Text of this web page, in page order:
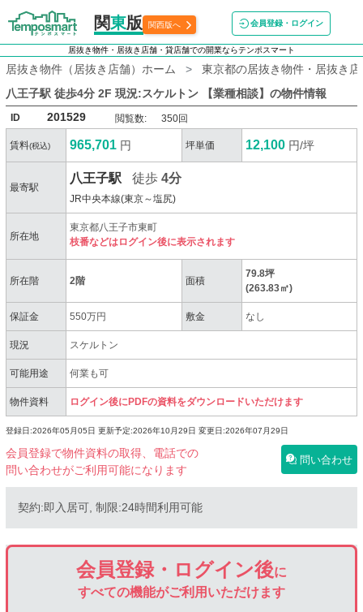
関東版 関西版へ 会員登録・ログイン
居抜き物件・居抜き店舗・貸店舗での開業ならテンポスマート
居抜き物件（居抜き店舗）ホーム
東京都の居抜き物件・居抜き
八王子駅 徒歩4分 2F 現況:スケルトン 【業種相談】 の物件情報
ID 201529 閲覧数: 350回
賃料(税込) 965,701 円 坪単価 12,100 円/坪
最寄駅
八王子駅 徒歩4分
JR中央本線(東京～塩尻)
所在地
東京都八王子市東町
枝番などはログイン後に表示されます
所在階 2階 面積
79.8坪
(263.83㎡)
保証金 550万円 敷金 なし
現況 スケルトン
可能用途 何業も可
物件資料 ログイン後にPDFの資料をダウンロードいただけます
登録日:2026年05月05日 更新予定:2026年10月29日 変更日:2026年07月29日
会員登録で物件資料の取得、電話での
問い合わせがご利用可能になります
問い合わせ
契約:即入居可, 制限:24時間利用可能
会員登録・ログイン後に
すべての機能がご利用いただけます